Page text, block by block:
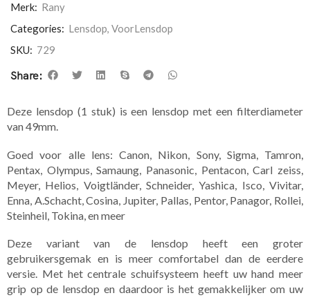
Merk: Rany
Categories: Lensdop, VoorLensdop
SKU: 729
Share:
Deze lensdop (1 stuk) is een lensdop met een filterdiameter
van 49mm.
Goed voor alle lens: Canon, Nikon, Sony, Sigma, Tamron,
Pentax, Olympus, Samaung, Panasonic, Pentacon, Carl zeiss,
Meyer, Helios, Voigtländer, Schneider, Yashica, Isco, Vivitar,
Enna, A.Schacht, Cosina, Jupiter, Pallas, Pentor, Panagor, Rollei,
Steinheil, Tokina, en meer
Deze variant van de lensdop heeft een groter
gebruikersgemak en is meer comfortabel dan de eerdere
versie. Met het centrale schuifsysteem heeft uw hand meer
grip op de lensdop en daardoor is het gemakkelijker om uw